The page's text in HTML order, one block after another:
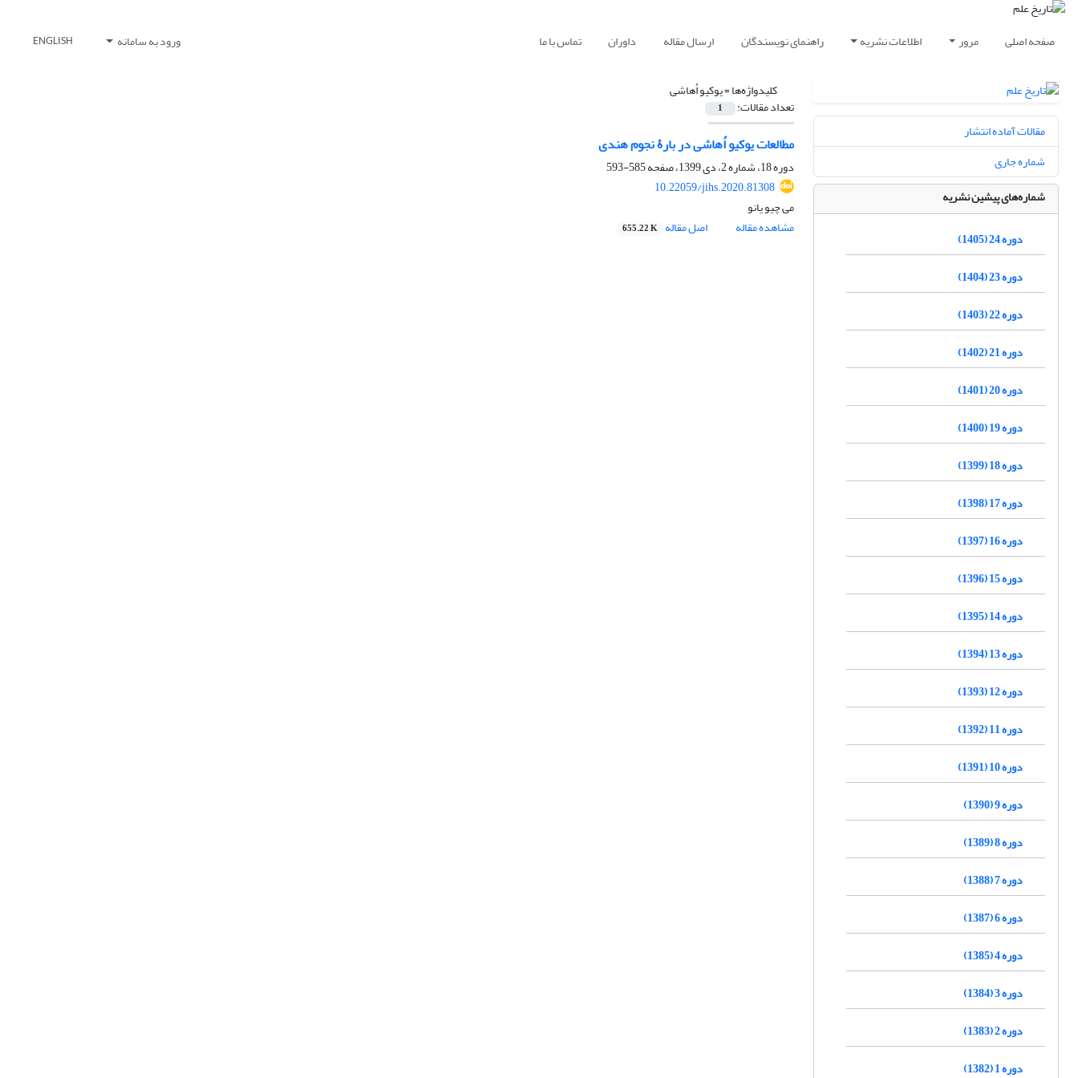
صفحه اصلی مرور اطلاعات نشریه راهنمای نویسندگان ارسال مقاله داوران تماس با ما ورود به سامانه ENGLISH
کلیدواژه‌ها =یوکیو اُهاشی
تعداد مقالات: 1
مطالعات یوکیو اُهاشی در بارۀ نجوم هندی
دوره 18، شماره 2، دی 1399، صفحه
585-593
10.22059/jihs.2020.81308
می چیو یانو
مشاهده مقاله
اصل مقاله 655.22 K
مقالات آماده انتشار
شماره جاری
شماره‌های پیشین نشریه
دوره 24 (1405)
دوره 23 (1404)
دوره 22 (1403)
دوره 21 (1402)
دوره 20 (1401)
دوره 19 (1400)
دوره 18 (1399)
دوره 17 (1398)
دوره 16 (1397)
دوره 15 (1396)
دوره 14 (1395)
دوره 13 (1394)
دوره 12 (1393)
دوره 11 (1392)
دوره 10 (1391)
دوره 9 (1390)
دوره 8 (1389)
دوره 7 (1388)
دوره 6 (1387)
دوره 4 (1385)
دوره 3 (1384)
دوره 2 (1383)
دوره 1 (1382)